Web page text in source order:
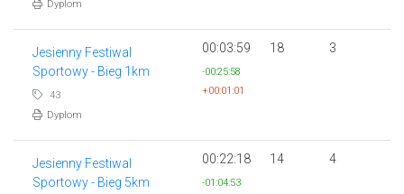
Dyplom
Jesienny Festiwal
Sportowy - Bieg 1km
43
Dyplom
00:03:59
-00:25:58
+00:01:01
18 3
Jesienny Festiwal
Sportowy - Bieg 5km
00:22:18
-01:04:53
14 4